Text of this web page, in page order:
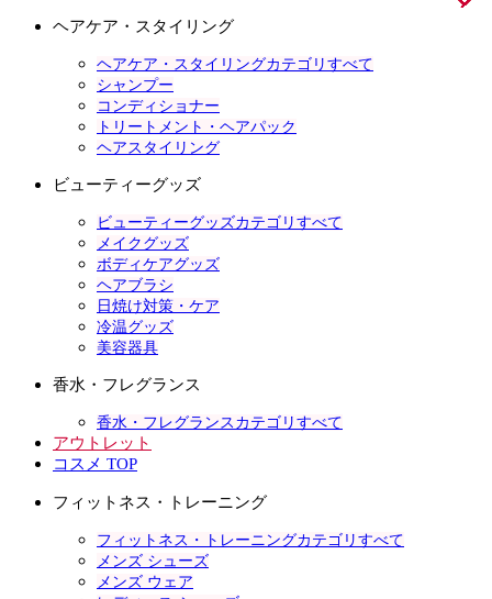
ヘアケア・スタイリング
ヘアケア・スタイリングカテゴリすべて
シャンプー
コンディショナー
トリートメント・ヘアパック
ヘアスタイリング
ビューティーグッズ
ビューティーグッズカテゴリすべて
メイクグッズ
ボディケアグッズ
ヘアブラシ
日焼け対策・ケア
冷温グッズ
美容器具
香水・フレグランス
香水・フレグランスカテゴリすべて
アウトレット
コスメ TOP
フィットネス・トレーニング
フィットネス・トレーニングカテゴリすべて
メンズ シューズ
メンズ ウェア